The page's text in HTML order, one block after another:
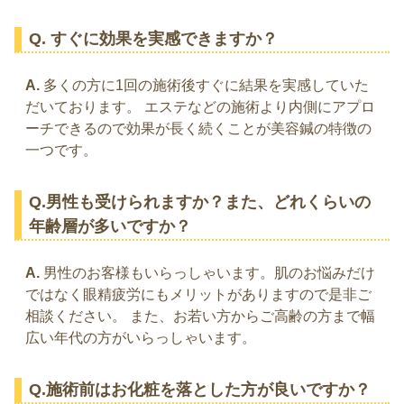
Q. すぐに効果を実感できますか？
A. 多くの方に1回の施術後すぐに結果を実感していた
だいております。 エステなどの施術より内側にアプロ
ーチできるので効果が長く続くことが美容鍼の特徴の
一つです。
Q.男性も受けられますか？また、どれくらいの
年齢層が多いですか？
A. 男性のお客様もいらっしゃいます。肌のお悩みだけ
ではなく眼精疲労にもメリットがありますので是非ご
相談ください。 また、お若い方からご高齢の方まで幅
広い年代の方がいらっしゃいます。
Q.施術前はお化粧を落とした方が良いですか？